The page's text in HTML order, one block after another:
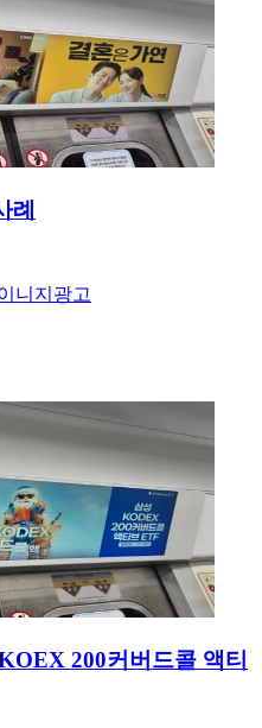
례
니지 광고
200커버드콜 액티